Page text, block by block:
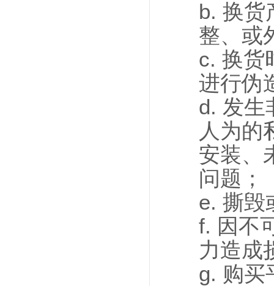
b. 换货
整、或
c. 换货
进行伪
d. 发生
人为的
安装、
问题；
e. 撕毁
f. 因不
力造成
g. 购买